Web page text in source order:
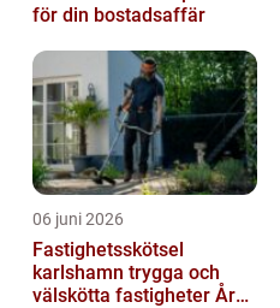
för din bostadsaffär
06 juni 2026
Fastighetsskötsel
karlshamn trygga och
välskötta fastigheter Året